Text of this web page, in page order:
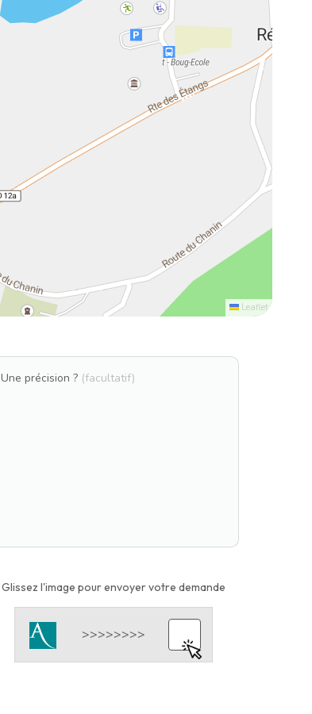
Leaflet
Une précision ? (facultatif)
Glissez l'image pour envoyer votre demande